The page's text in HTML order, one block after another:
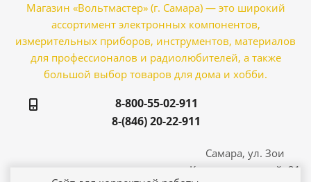
Магазин «Вольтмастер» (г. Самара) — это широкий
ассортимент электронных компонентов,
измерительных приборов, инструментов, материалов
для профессионалов и радиолюбителей, а также
большой выбор товаров для дома и хобби.
8-800-55-02-911
8-(846) 20-22-911
Самара, ул. Зои
Космодемьянской, 21